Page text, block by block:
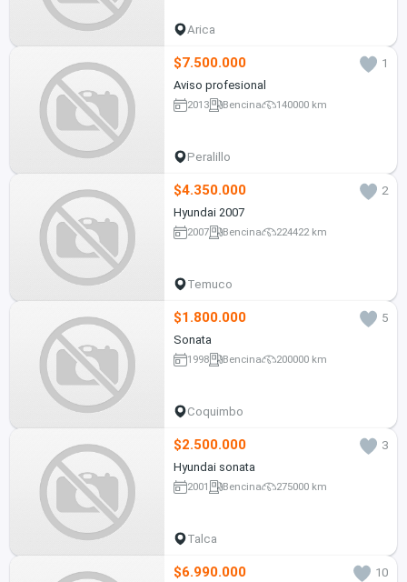
Arica
$7.500.000
1
Aviso profesional
2013 Bencina 140000 km
Peralillo
$4.350.000
2
Hyundai 2007
2007 Bencina 224422 km
Temuco
$1.800.000
5
Sonata
1998 Bencina 200000 km
Coquimbo
$2.500.000
3
Hyundai sonata
2001 Bencina 275000 km
Talca
$6.990.000 10